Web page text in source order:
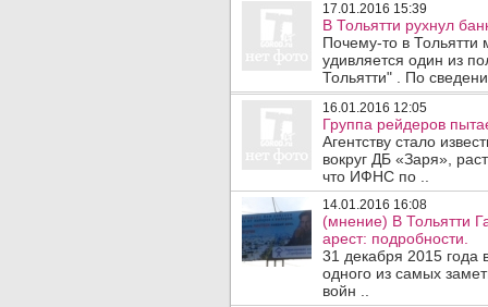
17.01.2016 15:39
В Тольятти рухнул
Почему-то в
удивляется один из
Тольятти" . По
16.01.2016 12:05
Группа рейдеров
Агентству стало
вокруг ДБ «Заря»,
что ИФНС по ..
14.01.2016 16:08
(мнение) В Тольятти
арест: подробности.
31 декабря 2015 года
одного из самых
войн ..